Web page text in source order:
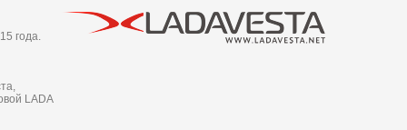
года.
LADA